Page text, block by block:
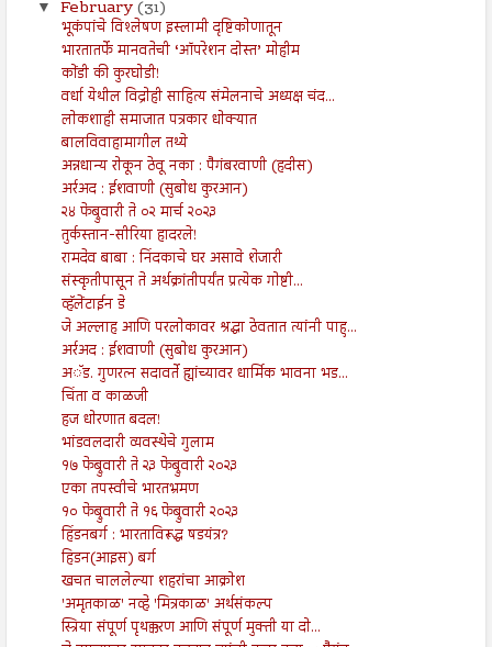
▼ February(31)
भूकंपांचे विश्लेषण इस्लामी दृष्टिकोणातून
भारतातर्फे मानवतेची ‘ऑपरेशन दोस्त’ मोहीम
कोंडी की कुरघोडी!
वर्धा येथील विद्रोही साहित्य संमेलनाचे अध्यक्ष चंद...
लोकशाही समाजात पत्रकार धोक्यात
बालविवाहामागील तथ्ये
अन्नधान्य रोकून ठेवू नका : पैगंबरवाणी (हदीस)
अर्रअद : ईशवाणी (सुबोध कुरआन)
२४ फेब्रुवारी ते ०२ मार्च २०२३
तुर्कस्तान-सीरिया हादरले!
रामदेव बाबा : निंदकाचे घर असावे शेजारी
संस्कृतीपासून ते अर्थक्रांतीपर्यंत प्रत्येक गोष्टी...
व्हॅलेंटाईन डे
जे अल्लाह आणि परलोकावर श्रद्धा ठेवतात त्यांनी पाहु...
अर्रअद : ईशवाणी (सुबोध कुरआन)
अॅड. गुणरत्न सदावर्ते ह्यांच्यावर धार्मिक भावना भड...
चिंता व काळजी
हज धोरणात बदल!
भांडवलदारी व्यवस्थेचे गुलाम
१७ फेब्रुवारी ते २३ फेब्रुवारी २०२३
एका तपस्वीचे भारतभ्रमण
१० फेब्रुवारी ते १६ फेब्रुवारी २०२३
हिंडनबर्ग : भारताविरूद्ध षडयंत्र?
हिडन(आइस) बर्ग
खचत चाललेल्या शहरांचा आक्रोश
'अमृतकाळ' नव्हे 'मित्रकाळ' अर्थसंकल्प
स्त्रिया संपूर्ण पृथक्करण आणि संपूर्ण मुक्ती या दो...